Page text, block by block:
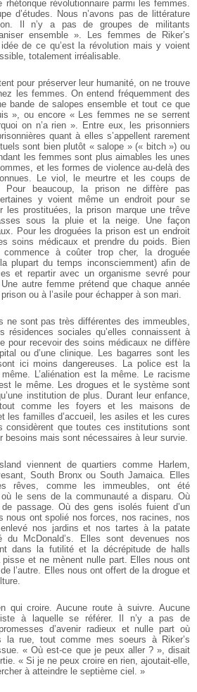
rhétorique révolutionnaire parmi les femmes.
d’études. Nous n’avons pas de littérature
Il n’y a pas de groupes de militants
ensemble ». Les femmes de Riker’s
de ce qu’est la révolution mais y voient
totalement irréalisable.
pour préserver leur humanité, on ne trouve
les femmes. On entend fréquemment des
bande de salopes ensemble et tout ce que
», ou encore « Les femmes ne se serrent
on n’a rien ». Entre eux, les prisonniers
quant à elles s’appellent rarement
sont bien plutôt « salope » (« bitch ») ou
les femmes sont plus aimables les unes
et les formes de violence au-delà des
Le viol, le meurtre et les coups de
Pour beaucoup, la prison ne diffère pas
y voient même un endroit pour se
les prostituées, la prison marque une trêve
sous la pluie et la neige. Une façon
Pour les droguées la prison est un endroit
soins médicaux et prendre du poids. Bien
commence à coûter trop cher, la droguée
plupart du temps inconsciemment) afin de
et repartir avec un organisme sevré pour
autre femme prétend que chaque année
ou à l’asile pour échapper à son mari.
ne sont pas très différentes des immeubles,
sociales qu’elles connaissent à
pour recevoir des soins médicaux ne diffère
ou d’une clinique. Les bagarres sont les
ici moins dangereuses. La police est la
L’aliénation est la même. Le racisme
le même. Les drogues et le système sont
institution de plus. Durant leur enfance,
comme les foyers et les maisons de
les familles d’accueil, les asiles et les cures
considèrent que toutes ces institutions sont
besoins mais sont nécessaires à leur survie.
viennent de quartiers comme Harlem,
South Bronx ou South Jamaica. Elles
rêves, comme les immeubles, ont été
le sens de la communauté a disparu. Où
passage. Où des gens isolés fuient d’un
nous ont spolié nos forces, nos racines, nos
nos jardins et nos tartes à la patate
McDonald’s. Elles sont devenues nos
dans la futilité et la décrépitude de halls
pisse et ne mènent nulle part. Elles nous ont
l’autre. Elles nous ont offert de la drogue et
qui croire. Aucune route à suivre. Aucune
à laquelle se référer. Il n’y a pas de
d’avenir radieux et nulle part où
la rue, tout comme mes soeurs à Riker’s
« Où est-ce que je peux aller ? », disait
« Si je ne peux croire en rien, ajoutait-elle,
à atteindre le septième ciel. »